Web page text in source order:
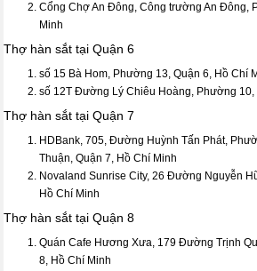
Cổng Chợ An Đông, Công trường An Đông,
Minh
Thợ hàn sắt tại Quận 6
số 15 Bà Hom, Phường 13, Quận 6, Hồ Chí
số 12T Đường Lý Chiêu Hoàng, Phường 10,
Thợ hàn sắt tại Quận 7
HDBank, 705, Đường Huỳnh Tấn Phát,
Thuận, Quận 7, Hồ Chí Minh
Novaland Sunrise City, 26 Đường Nguyễn
Hồ Chí Minh
Thợ hàn sắt tại Quận 8
Quán Cafe Hương Xưa, 179 Đường Trịnh
8, Hồ Chí Minh